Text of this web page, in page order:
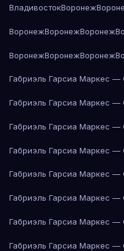
ВладивостокВоронеж
ВоронежВоронежВоронеж
ВоронежВоронежВоронеж
Габриэль Гарсиа Маркес —
Габриэль Гарсиа Маркес —
Габриэль Гарсиа Маркес —
Габриэль Гарсиа Маркес —
Габриэль Гарсиа Маркес —
Габриэль Гарсиа Маркес —
Габриэль Гарсиа Маркес —
Габриэль Гарсиа Маркес —